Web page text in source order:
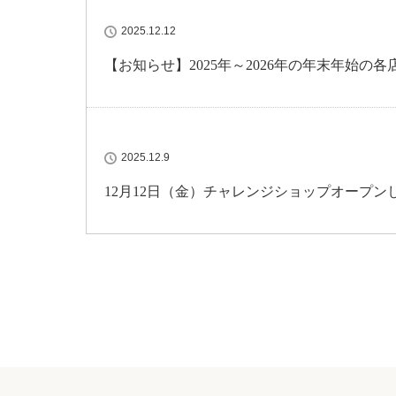
2025.12.12
【お知らせ】2025年～2026年の年末年始の各
2025.12.9
12月12日（金）チャレンジショップオープン